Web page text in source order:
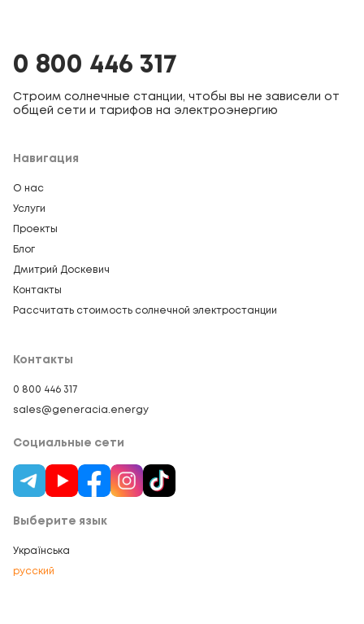
0 800 446 317
Строим солнечные станции, чтобы вы не зависели от
общей сети и тарифов на электроэнергию
Навигация
О нас
Услуги
Проекты
Блог
Дмитрий Доскевич
Контакты
Рассчитать стоимость солнечной электростанции
Контакты
0 800 446 317
sales@generacia.energy
Социальные сети
Выберите язык
Українська
русский